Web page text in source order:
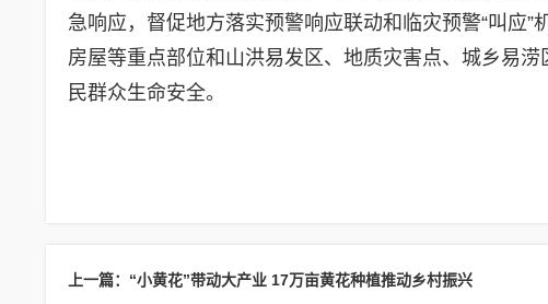
急响应，督促地方落实预警响应联动和临灾预警“叫应
房屋等重点部位和山洪易发区、地质灾害点、城乡易
民群众生命安全。
上一篇：“小黄花”带动大产业 17万亩黄花种植推动乡村振兴